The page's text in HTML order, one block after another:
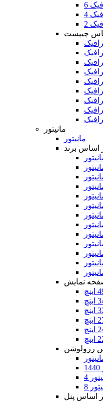
چیپست
مانیتور
مانیتور
اساس برند
نمایش
رزولوشن
اساس پنل